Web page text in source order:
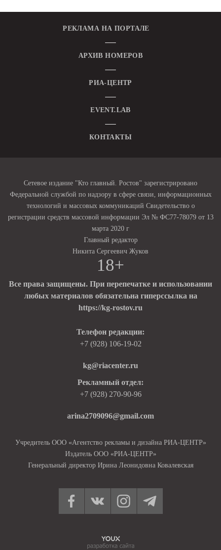
РЕКЛАМА НА ПОРТАЛЕ
АРХИВ НОМЕРОВ
РИА-ЦЕНТР
EVENT.LAB
КОНТАКТЫ
Сетевое издание "Кто главный. Ростов" зарегистрировано
Федеральной службой по надзору в сфере связи, информационных
технологий и массовых коммуникаций Свидетельство о
регистрации средств массовой информации Эл № ФС77-78079 от 13
марта 2020 г
Главный редактор
Никита Сергеевич Жуков
18+
Все права защищены. При перепечатке и использовании
любых материалов обязательна гиперссылка на
https://kg-rostov.ru
Телефон редакции:
+7 (928) 106-19-02
kg@riacenter.ru
Рекламный отдел:
+7 (928) 270-90-96
arina2709096@gmail.com
Учредитель ООО «Агентство рекламы и дизайна РИА-ЦЕНТР»
Издатель ООО «РИА-ЦЕНТР»
Генеральный директор Ирина Леонидовна Ковалевская